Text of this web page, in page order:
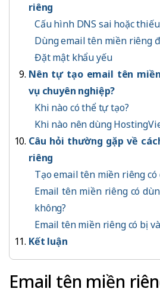
riêng
Cấu hình DNS sai hoặc thiếu
Dùng email tên miền riêng
Đặt mật khẩu yếu
Nên tự tạo email tên
vụ chuyên nghiệp?
Khi nào có thể tự tạo?
Khi nào nên dùng
Câu hỏi thường gặp về
riêng
Tạo email tên miền riêng
Email tên miền riêng có
không?
Email tên miền riêng có bị
Kết luận
Email tên miền